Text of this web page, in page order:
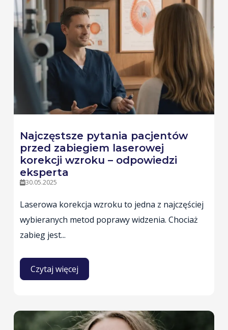
Najczęstsze pytania pacjentów
przed zabiegiem laserowej
korekcji wzroku – odpowiedzi
eksperta
30.05.2025
Laserowa korekcja wzroku to jedna z najczęściej
wybieranych metod poprawy widzenia. Chociaż
zabieg jest...
Czytaj więcej